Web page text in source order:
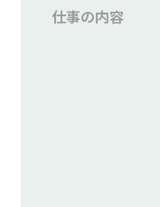
仕事の内容